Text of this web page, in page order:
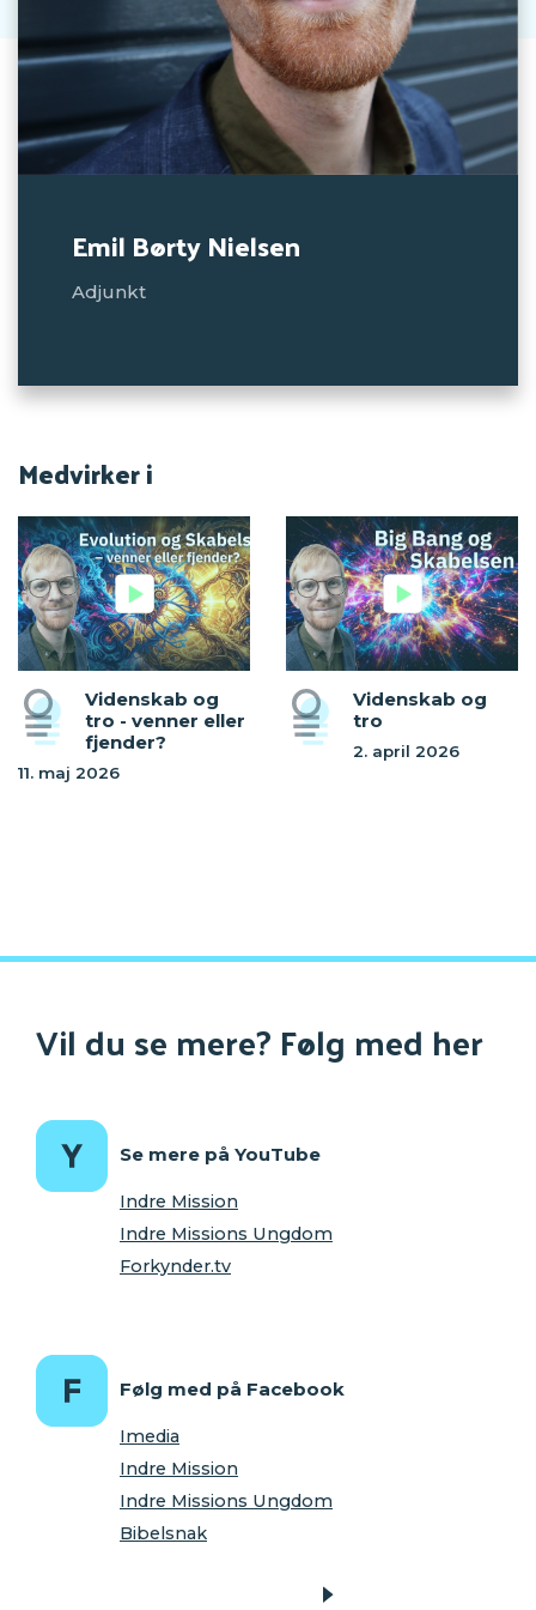
Emil Børty Nielsen
Adjunkt
Medvirker i
Videnskab og
tro - venner eller
fjender?
11. maj 2026
Videnskab og
tro
2. april 2026
Vil du se mere? Følg med her
Se mere på YouTube
Indre Mission
Indre Missions Ungdom
Forkynder.tv
Følg med på Facebook
Imedia
Indre Mission
Indre Missions Ungdom
Bibelsnak